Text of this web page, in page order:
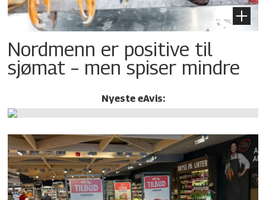
Nordmenn er positive til
sjømat – men spiser mindre
Nyeste eAvis: